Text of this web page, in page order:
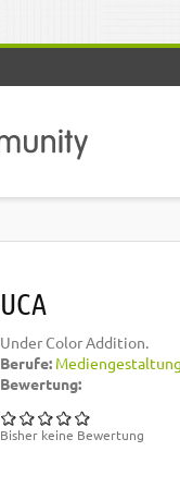
UCA
Under Color Addition.
Berufe:
Bewertung:
Bisher keine Bewertung